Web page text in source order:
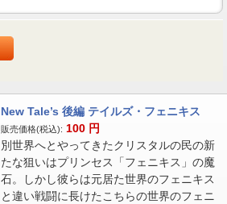
New Tale’s 後編 テイルズ・フェニキス
販売価格(税込): 100 円
別世界へとやってきたクリスタルの民の新
たな狙いはプリンセス「フェニキス」の魔
石。しかし彼らは元居た世界のフェニキス
と違い戦闘に長けたこちらの世界のフェニ